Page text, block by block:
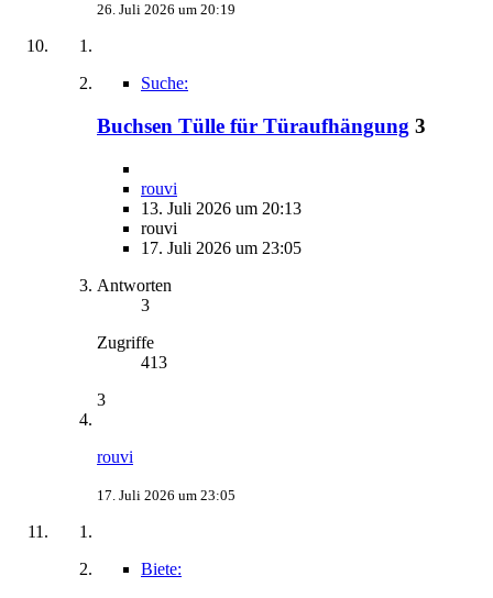
26. Juli 2026 um 20:19
Suche:
Buchsen Tülle für Türaufhängung 3
rouvi
13. Juli 2026 um 20:13
rouvi
17. Juli 2026 um 23:05
Antworten
3
Zugriffe
413
3
rouvi
17. Juli 2026 um 23:05
Biete: